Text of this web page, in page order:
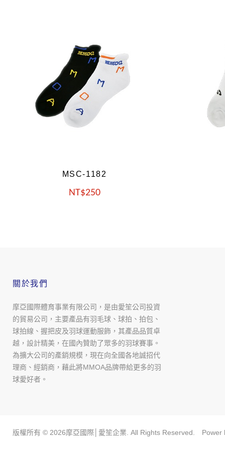
MSC-1184
NT 250
關於我們
摩亞國際體育事業有限公司，是由愛笙公司投資
的貿易公司，主要產品有羽毛球、球拍、拍包、
球拍線、握把皮及羽球運動服飾，其產品品質卓
越，設計精美，在國內贊助了眾多的羽球賽事。
為擴大公司的產銷規模，現在向全國各地誠招代
理商、經銷商，藉此將MMOA品牌帶給更多的羽
球愛好者。
版權所有 © 2026摩亞國際│愛笙企業. All Rights Reserved.